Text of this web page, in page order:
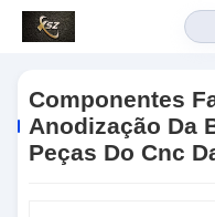
Componentes Fazendo À
Peças Do Cnc Da Precisão Do
Componentes
Anodização Da
Peças Do Cnc